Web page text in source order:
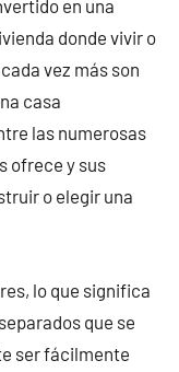
en una
donde vivir o
vez más son
casa
las numerosas
ofrece y sus
o elegir una
lo que significa
que se
ser fácilmente